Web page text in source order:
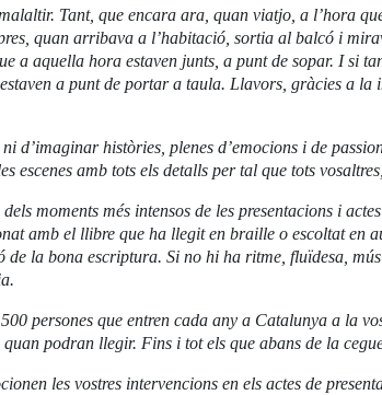
Tant, que encara ara, quan viatjo, a l’hora
quan arribava a l’habitació, sortia al balcó i
a aquella hora estaven junts, a punt de sopar. I si
a punt de portar a taula. Llavors, gràcies a
d’imaginar històries, plenes d’emocions i de
escenes amb tots els detalls per tal que tots
moments més intensos de les presentacions i
amb el llibre que ha llegit en braille o escoltat en
de la bona escriptura. Si no hi ha ritme, fluïdesa,
persones que entren cada any a Catalunya a la
podran llegir. Fins i tot els que abans de la
les vostres intervencions en els actes de